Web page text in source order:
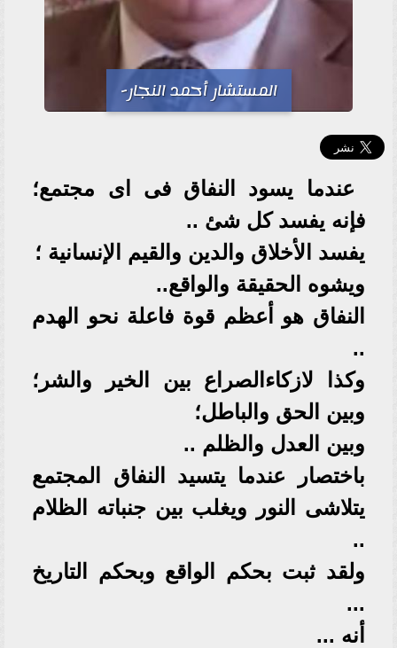
المستشار أحمد النجار-
عندما يسود النفاق فى اى مجتمع؛
فإنه يفسد كل شئ ..
يفسد الأخلاق والدين والقيم الإنسانية ؛
ويشوه الحقيقة والواقع..
النفاق هو أعظم قوة فاعلة نحو الهدم
..
وكذا لازكاءالصراع بين الخير والشر؛
وبين الحق والباطل؛
وبين العدل والظلم ..
باختصار عندما يتسيد النفاق المجتمع
يتلاشى النور ويغلب بين جنباته الظلام
..
ولقد ثبت بحكم الواقع وبحكم التاريخ
...
أنه ...